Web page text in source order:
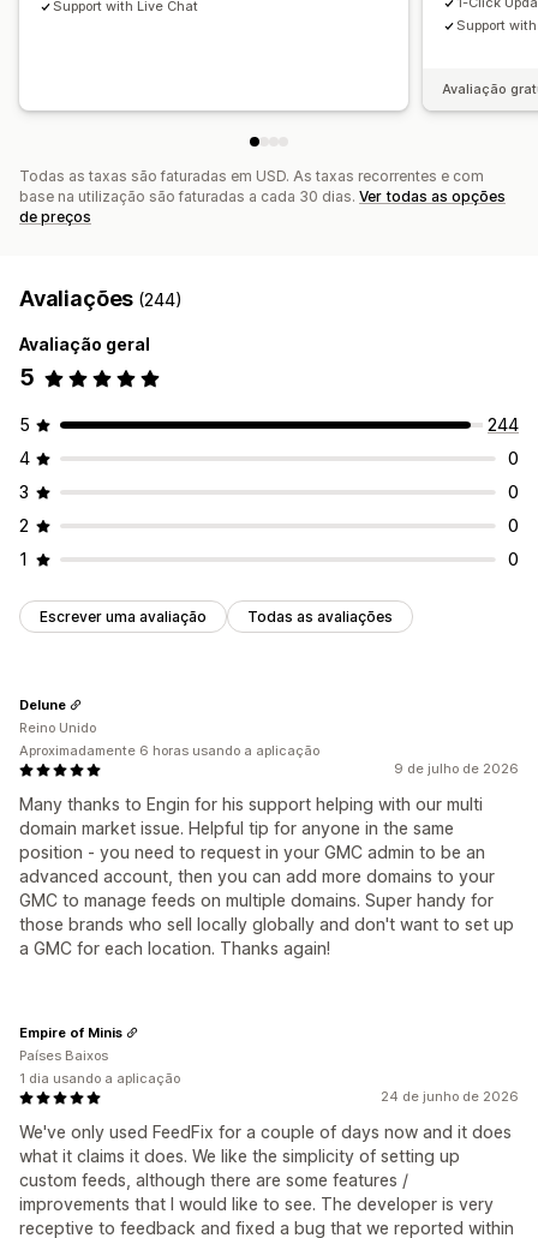
Support with Live Chat
Support
Avaliação
Todas as taxas são faturadas em USD. As taxas recorrentes e com
base na utilização são faturadas a cada 30 dias. Ver todas as opções
de preços
Avaliações (244)
Avaliação geral
5
5
244
4
0
3
0
2
0
1
0
Escrever uma avaliação Todas as avaliações
9 de julho de 2026
Many thanks to Engin for his support helping with our multi
domain market issue. Helpful tip for anyone in the same
position - you need to request in your GMC admin to be an
advanced account, then you can add more domains to your
GMC to manage feeds on multiple domains. Super handy for
those brands who sell locally globally and don't want to set up
a GMC for each location. Thanks again!
Delune
Reino Unido
Aproximadamente 6 horas usando a aplicação
24 de junho de 2026
We've only used FeedFix for a couple of days now and it does
what it claims it does. We like the simplicity of setting up
custom feeds, although there are some features /
improvements that I would like to see. The developer is very
receptive to feedback and fixed a bug that we reported within
Empire of Minis
Países Baixos
1 dia usando a aplicação